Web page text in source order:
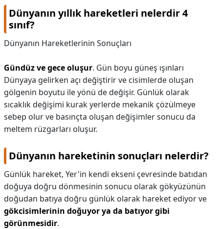
Dünyanın yıllık hareketleri nelerdir 4
sınıf?
Dünyanın Hareketlerinin Sonuçları
Gündüz ve gece oluşur. Gün boyu güneş ışınları
Dünyaya gelirken açı değiştirir ve cisimlerde oluşan
gölgenin boyutu ile yönü de değişir. Günlük olarak
sıcaklık değişimi kurak yerlerde mekanik çözülmeye
sebep olur ve basınçta oluşan değişimler sonucu da
meltem rüzgarları oluşur.
Dünyanın hareketinin sonuçları nelerdir?
Günlük hareket, Yer'in kendi ekseni çevresinde batıdan
doğuya doğru dönmesinin sonucu olarak gökyüzünün
doğudan batıya doğru günlük olarak hareket ediyor ve
gökcisimlerinin doğuyor ya da batıyor gibi
görünmesidir.